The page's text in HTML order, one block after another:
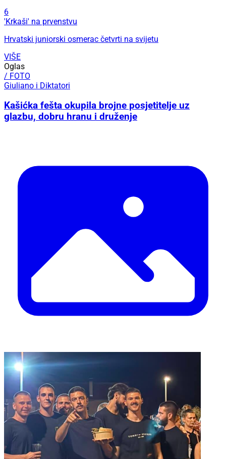
6
'Krkaši' na prvenstvu
Hrvatski juniorski osmerac četvrti na svijetu
VIŠE
Oglas
/ FOTO
Giuliano i Diktatori
Kašićka fešta okupila brojne posjetitelje uz
glazbu, dobru hranu i druženje